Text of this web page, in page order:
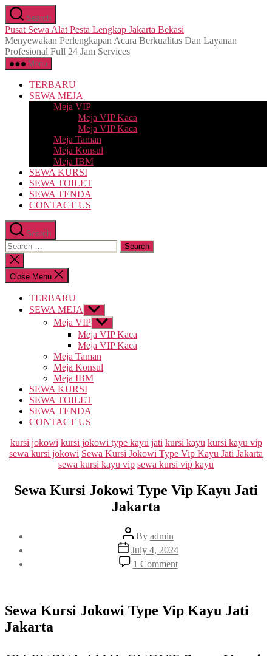
Skip
to
the
content
Search
Pusat Sewa Alat Pesta Lengkap Jakarta Bekasi
Menyewakan Perlengkapan Acara Berkualitas Dan Layanan
Profesional Full 24 Jam Services
Menu
TERBARU
SEWA MEJA
Meja VIP
Meja VIP Kaca
Meja VIP Kaca
Meja Taman
Meja Konsul
Meja IBM
SEWA KURSI
SEWA TOILET
SEWA TENDA
CONTACT US
Search
Search
for:
Close
search
Close Menu
TERBARU
SEWA MEJA
Show
sub
menu
Meja VIP Show
sub
menu
Meja VIP Kaca
Meja VIP Kaca
Meja Taman
Meja Konsul
Meja IBM
SEWA KURSI
SEWA TOILET
SEWA TENDA
CONTACT US
Categories
kursi jokowi kursi jokowi type kayu jati kursi kayu kursi kayu vip
sewa kursi jokowi Sewa Kursi Jokowi Type Vip Kayu Jati Jakarta
sewa kursi kayu vip sewa kursi vip kayu
Sewa Kursi Jokowi Type Vip Kayu Jati
Jakarta
Post
author
By admin
Post
date
July 4, 2024
1 Commenton
Sewa
Type
Vip
Sewa Kursi Jokowi Type Vip Kayu Jati
Jakarta